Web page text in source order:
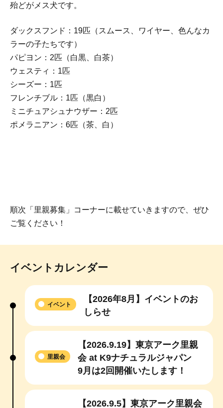
殆どがメス犬です。
ダックスフンド：19匹（スムース、ワイヤー、色んなカ
ラーの子たちです）
パピヨン：2匹（白黒、白茶）
ウェスティ：1匹
シーズー：1匹
フレンチブル：1匹（黒白）
ミニチュアシュナウザー：2匹
ポメラニアン：6匹（茶、白）
順次「里親募集」コーナーに載せていきますので、ぜひ
ご覧ください！
イベントカレンダー
【2026年8月】イベントのお
しらせ
イベント
【2026.9.19】東京アーク里親
会 at K9ナチュラルジャパン
9月は2回開催いたします！
里親会
【2026.9.5】東京アーク里親会